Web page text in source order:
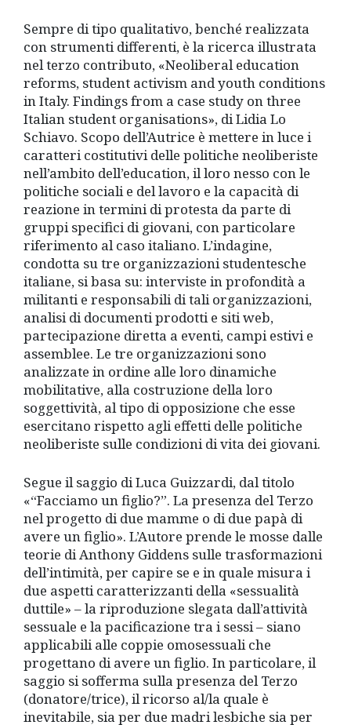
Sempre di tipo qualitativo, benché realizzata
con strumenti differenti, è la ricerca illustrata
nel terzo contributo, «Neoliberal education
reforms, student activism and youth conditions
in Italy. Findings from a case study on three
Italian student organisations», di Lidia Lo
Schiavo. Scopo dell’Autrice è mettere in luce i
caratteri costitutivi delle politiche neoliberiste
nell’ambito dell’education, il loro nesso con le
politiche sociali e del lavoro e la capacità di
reazione in termini di protesta da parte di
gruppi specifici di giovani, con particolare
riferimento al caso italiano. L’indagine,
condotta su tre organizzazioni studentesche
italiane, si basa su: interviste in profondità a
militanti e responsabili di tali organizzazioni,
analisi di documenti prodotti e siti web,
partecipazione diretta a eventi, campi estivi e
assemblee. Le tre organizzazioni sono
analizzate in ordine alle loro dinamiche
mobilitative, alla costruzione della loro
soggettività, al tipo di opposizione che esse
esercitano rispetto agli effetti delle politiche
neoliberiste sulle condizioni di vita dei giovani.
Segue il saggio di Luca Guizzardi, dal titolo
«“Facciamo un figlio?”. La presenza del Terzo
nel progetto di due mamme o di due papà di
avere un figlio». L’Autore prende le mosse dalle
teorie di Anthony Giddens sulle trasformazioni
dell’intimità, per capire se e in quale misura i
due aspetti caratterizzanti della «sessualità
duttile» – la riproduzione slegata dall’attività
sessuale e la pacificazione tra i sessi – siano
applicabili alle coppie omosessuali che
progettano di avere un figlio. In particolare, il
saggio si sofferma sulla presenza del Terzo
(donatore/trice), il ricorso al/la quale è
inevitabile, sia per due madri lesbiche sia per